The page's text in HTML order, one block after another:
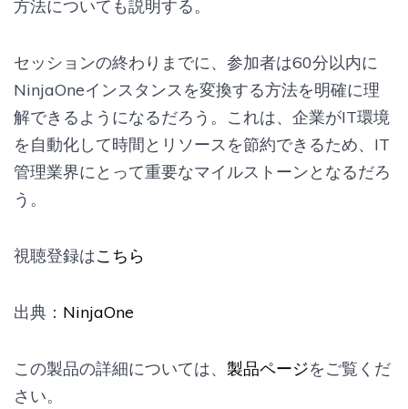
方法についても説明する。
セッションの終わりまでに、参加者は60分以内に
NinjaOneインスタンスを変換する方法を明確に理
解できるようになるだろう。これは、企業がIT環境
を自動化して時間とリソースを節約できるため、IT
管理業界にとって重要なマイルストーンとなるだろ
う。
視聴登録はこちら
出典： NinjaOne
この製品の詳細については、 製品ページをご覧くだ
さい。